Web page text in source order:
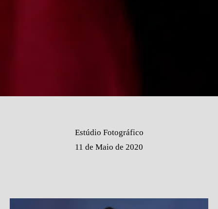
Estúdio Fotográfico
11 de Maio de 2020